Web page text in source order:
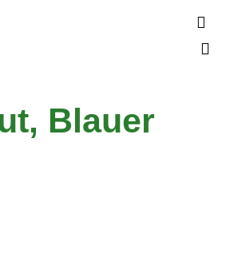

content
Blauer